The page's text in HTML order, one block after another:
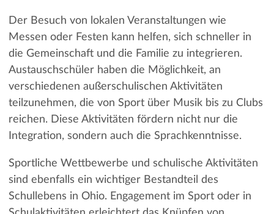
Der Besuch von lokalen Veranstaltungen wie
Messen oder Festen kann helfen, sich schneller in
die Gemeinschaft und die Familie zu integrieren.
Austauschschüler haben die Möglichkeit, an
verschiedenen außerschulischen Aktivitäten
teilzunehmen, die von Sport über Musik bis zu Clubs
reichen. Diese Aktivitäten fördern nicht nur die
Integration, sondern auch die Sprachkenntnisse.
Sportliche Wettbewerbe und schulische Aktivitäten
sind ebenfalls ein wichtiger Bestandteil des
Schullebens in Ohio. Engagement im Sport oder in